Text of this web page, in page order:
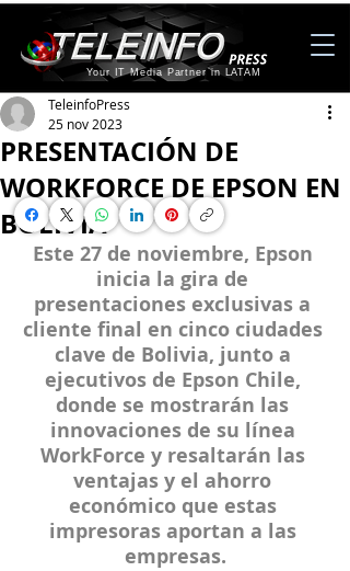
Your IT Media Partner in LATAM
PRESENTACIÓN DE
WORKFORCE DE EPSON EN
BOLIVIA
TeleinfoPress
25 nov 2023
Este 27 de noviembre, Epson
inicia la gira de
presentaciones exclusivas a
cliente final en cinco ciudades
clave de Bolivia, junto a
ejecutivos de Epson Chile,
donde se mostrarán las
innovaciones de su línea
WorkForce y resaltarán las
ventajas y el ahorro
económico que estas
impresoras aportan a las
empresas.